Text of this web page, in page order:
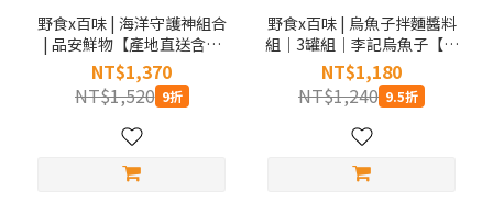
野食x百味 | 海洋守護神組合
| 品安鮮物【產地直送含運
組】【永續挺農】【友好專
區】
NT$1,370
NT$1,520 9折
野食x百味 | 烏魚子拌麵醬料
組｜3罐組｜李記烏魚子【產
地直送含運組】【友好專
區】
NT$1,180
NT$1,240 9.5折